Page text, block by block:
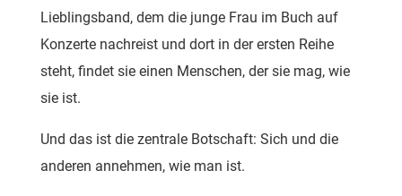
Lieblingsband, dem die junge Frau im Buch auf
Konzerte nachreist und dort in der ersten Reihe
steht, findet sie einen Menschen, der sie mag, wie
sie ist.
Und das ist die zentrale Botschaft: Sich und die
anderen annehmen, wie man ist.